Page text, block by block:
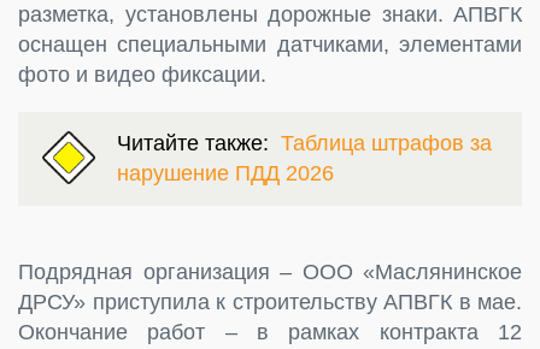
разметка, установлены дорожные знаки. АПВГК
оснащен специальными датчиками, элементами
фото и видео фиксации.
Читайте также: Таблица штрафов за
нарушение ПДД 2026
Подрядная организация – ООО «Маслянинское
ДРСУ» приступила к строительству АПВГК в мае.
Окончание работ – в рамках контракта 12